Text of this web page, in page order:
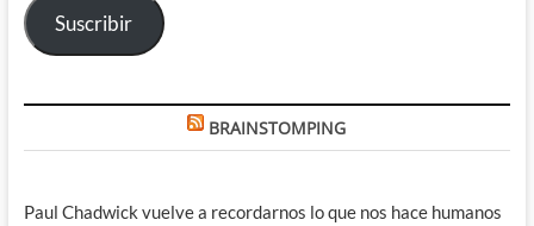
Suscribir
BRAINSTOMPING
Paul Chadwick vuelve a recordarnos lo que nos hace humanos